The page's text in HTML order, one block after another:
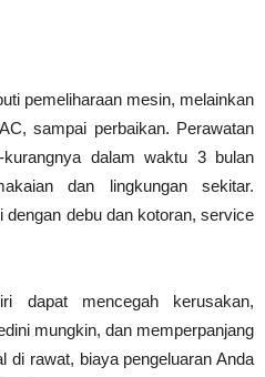
pemeliharaan mesin, melainkan
sampai perbaikan. Perawatan
dalam waktu 3 bulan
dan lingkungan sekitar.
debu dan kotoran, service
dapat mencegah kerusakan,
mungkin, dan memperpanjang
di rawat, biaya pengeluaran Anda